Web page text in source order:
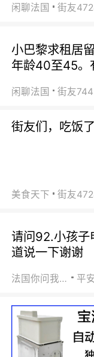
闲聊法国
小巴黎求租居
年龄40至45
闲聊法国
街友们，吃饭
美食天下
请问92.小孩子
道说一下谢谢
法国你问我答 平